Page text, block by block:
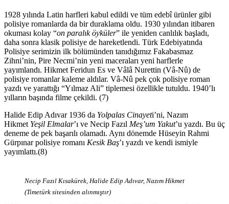
1928 yılında Latin harfleri kabul edildi ve tüm edebî ürünler gibi
polisiye romanlarda da bir duraklama oldu. 1930 yılından itibaren
okuması kolay “on paralık öyküler” ile yeniden canlılık başladı,
daha sonra klasik polisiye de hareketlendi. Türk Edebiyatında
Polisiye serimizin ilk bölümünden tanıdığımız Fakabasmaz
Zihni’nin, Pire Necmi’nin yeni maceraları yeni harflerle
yayımlandı. Hikmet Feridun Es ve Vâlâ Nurettin (Vâ-Nû) de
polisiye romanlar kaleme aldılar. Vâ-Nû pek çok polisiye roman
yazdı ve yarattığı “Yılmaz Ali” tiplemesi özellikle tutuldu. 1940’lı
yılların başında filme çekildi. (7)
Halide Edip Adıvar 1936 da Yolpalas Cinayeti’ni, Nazım
Hikmet Yeşil Elmalar’ı ve Necip Fazıl Meş’um Yakut’u yazdı. Bu üç
deneme de pek başarılı olamadı. Aynı dönemde Hüseyin Rahmi
Gürpınar polisiye romanı Kesik Baş’ı yazdı ve kendi ismiyle
yayımlattı.(8)
Necip Fazıl Kısakürek, Halide Edip Adıvar, Nazım Hikmet
(Timetürk sitesinden alınmıştır)